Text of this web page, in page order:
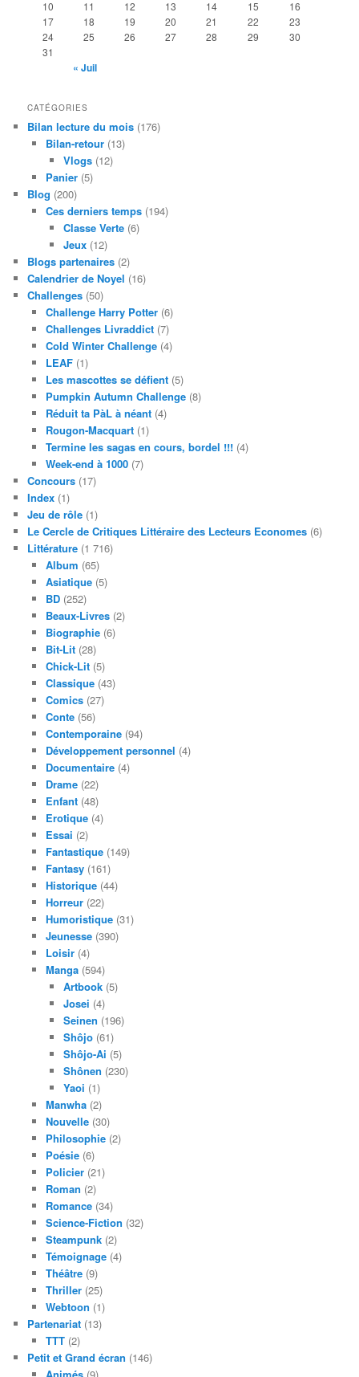
10 11 12 13 14 15
16
17
18 19 20 21 22
23
24
25 26 27 28 29
30
31
« Juil
CATÉGORIES
Bilan lecture du mois (176)
Bilan-retour(13)
Vlogs (12)
Panier(5)
Blog (200)
Ces derniers temps(194)
Classe Verte (6)
Jeux (12)
Blogs partenaires (2)
Calendrier de Noyel (16)
Challenges (50)
Challenge Harry Potter(6)
Challenges Livraddict(7)
Cold Winter Challenge(4)
LEAF(1)
Les mascottes se défient(5)
Pumpkin Autumn Challenge(8)
Réduit ta PàL à néant(4)
Rougon-Macquart(1)
Termine les sagas en cours, bordel !!!(4)
Week-end à 1000(7)
Concours (17)
Index (1)
Jeu de rôle (1)
Le Cercle de Critiques Littéraire des Lecteurs Economes (6)
Littérature (1 716)
Album (65)
Asiatique(5)
BD(252)
Beaux-Livres(2)
Biographie(6)
Bit-Lit(28)
Chick-Lit(5)
Classique(43)
Comics(27)
Conte(56)
Contemporaine(94)
Développement personnel (4)
Documentaire(4)
Drame(22)
Enfant(48)
Erotique(4)
Essai (2)
Fantastique(149)
Fantasy(161)
Historique(44)
Horreur(22)
Humoristique(31)
Jeunesse(390)
Loisir(4)
Manga(594)
Artbook (5)
Josei (4)
Seinen (196)
Shôjo (61)
Shôjo-Ai (5)
Shônen (230)
Yaoi (1)
Manwha(2)
Nouvelle(30)
Philosophie(2)
Poésie(6)
Policier(21)
Roman (2)
Romance(34)
Science-Fiction (32)
Steampunk(2)
Témoignage(4)
Théâtre(9)
Thriller(25)
Webtoon (1)
Partenariat (13)
TTT(2)
Petit et Grand écran (146)